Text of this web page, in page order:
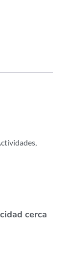
,
cerca